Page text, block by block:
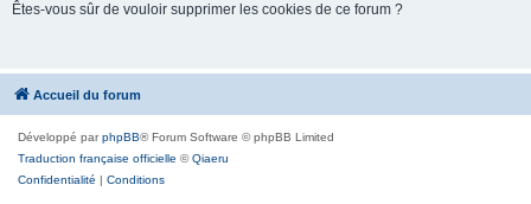
Êtes-vous sûr de vouloir supprimer les cookies de ce forum ?
Accueil du forum
Développé parphpBB® Forum Software © phpBB Limited
Traduction française officielle ©Qiaeru
Confidentialité | Conditions